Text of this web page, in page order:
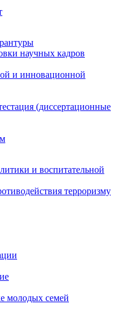
научных кадров
и инновационной
(диссертационные
и воспитательной
терроризму
молодых семей